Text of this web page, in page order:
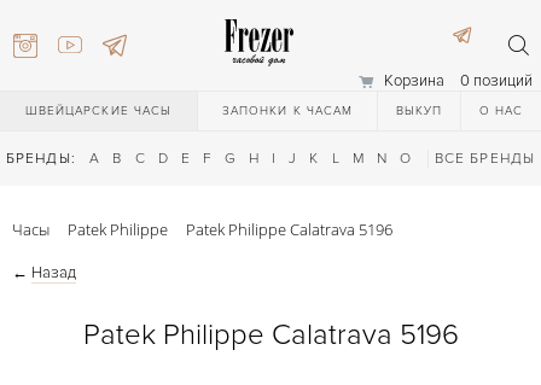
Корзина 0 позиций
ШВЕЙЦАРСКИЕ ЧАСЫ ЗАПОНКИ К ЧАСАМ ВЫКУП О НАС
БРЕНДЫ: A B C D E F G H I J K L M N O Q R S T
ВСЕ БРЕНДЫ
Часы Patek Philippe Patek Philippe Calatrava 5196
← Назад
Patek Philippe Calatrava 5196